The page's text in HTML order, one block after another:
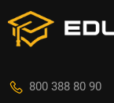
800 388 80 90